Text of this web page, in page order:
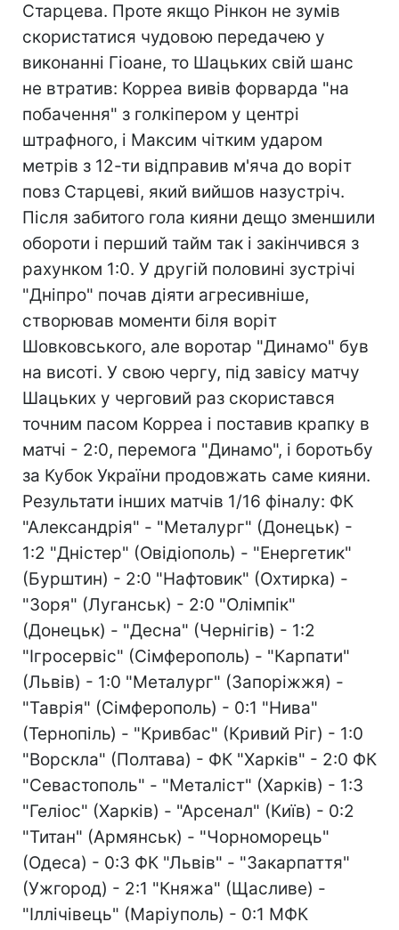
Старцева. Проте якщо Рінкон не зумів
скористатися чудовою передачею у
виконанні Гіоане, то Шацьких свій шанс
не втратив: Корреа вивів форварда "на
побачення" з голкіпером у центрі
штрафного, і Максим чітким ударом
метрів з 12-ти відправив м'яча до воріт
повз Старцеві, який вийшов назустріч.
Після забитого гола кияни дещо зменшили
обороти і перший тайм так і закінчився з
рахунком 1:0. У другій половині зустрічі
"Дніпро" почав діяти агресивніше,
створював моменти біля воріт
Шовковського, але воротар "Динамо" був
на висоті. У свою чергу, під завісу матчу
Шацьких у черговий раз скористався
точним пасом Корреа і поставив крапку в
матчі - 2:0, перемога "Динамо", і боротьбу
за Кубок України продовжать саме кияни.
Результати інших матчів 1/16 фіналу: ФК
"Александрія" - "Металург" (Донецьк) -
1:2 "Дністер" (Овідіополь) - "Енергетик"
(Бурштин) - 2:0 "Нафтовик" (Охтирка) -
"Зоря" (Луганськ) - 2:0 "Олімпік"
(Донецьк) - "Десна" (Чернігів) - 1:2
"Ігросервіс" (Сімферополь) - "Карпати"
(Львів) - 1:0 "Металург" (Запоріжжя) -
"Таврія" (Сімферополь) - 0:1 "Нива"
(Тернопіль) - "Кривбас" (Кривий Ріг) - 1:0
"Ворскла" (Полтава) - ФК "Харків" - 2:0 ФК
"Севастополь" - "Металіст" (Харків) - 1:3
"Геліос" (Харків) - "Арсенал" (Київ) - 0:2
"Титан" (Армянськ) - "Чорноморець"
(Одеса) - 0:3 ФК "Львів" - "Закарпаття"
(Ужгород) - 2:1 "Княжа" (Щасливе) -
"Іллічівець" (Маріуполь) - 0:1 МФК